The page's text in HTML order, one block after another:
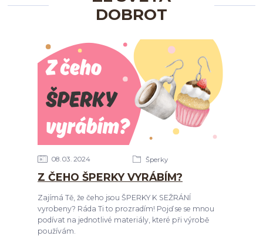
DOBROT
08 03 2024 Šperky
Z ČEHO ŠPERKY VYRÁBÍM?
Zajímá Tě, že čeho jsou ŠPERKY K SEŽRÁNÍ
vyrobeny? Ráda Ti to prozradím! Pojď se se mnou
podívat na jednotlivé materiály, které při výrobě
používám.